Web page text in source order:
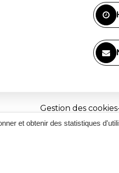
et obtenir des statistiques
Gestion des cookies